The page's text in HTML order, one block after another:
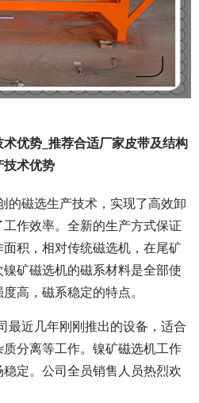
优势_推荐合适厂家皮带及结构
技术优势
的磁选生产技术，实现了高效卸
作效率。全新的生产方式保证
积，相对传统磁选机，在尾矿
矿磁选机的磁系材料是全部使
高，磁系稳定的特点。
最近几年刚刚推出的设备，适合
分离等工作。镍矿磁选机工作
定。公司全员销售人员热烈欢